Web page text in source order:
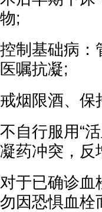
物;
控制基础病：
医嘱抗凝;
戒烟限酒、保
不自行服用“
凝药冲突，反
对于已确诊血
勿因恐惧血